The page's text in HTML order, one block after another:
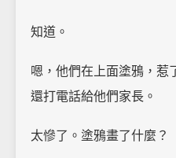
知道。
嗯，他們在上面塗鴉，惹
還打電話給他們家長。
太慘了。塗鴉畫了什麼？